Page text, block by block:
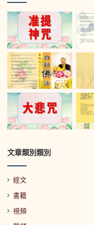
文章類別類別
經文
書籍
視頻